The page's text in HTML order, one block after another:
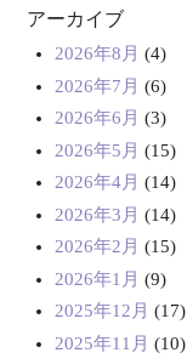
アーカイブ
2026年8月 (4)
2026年7月 (6)
2026年6月 (3)
2026年5月 (15)
2026年4月 (14)
2026年3月 (14)
2026年2月 (15)
2026年1月 (9)
2025年12月 (17)
2025年11月 (10)